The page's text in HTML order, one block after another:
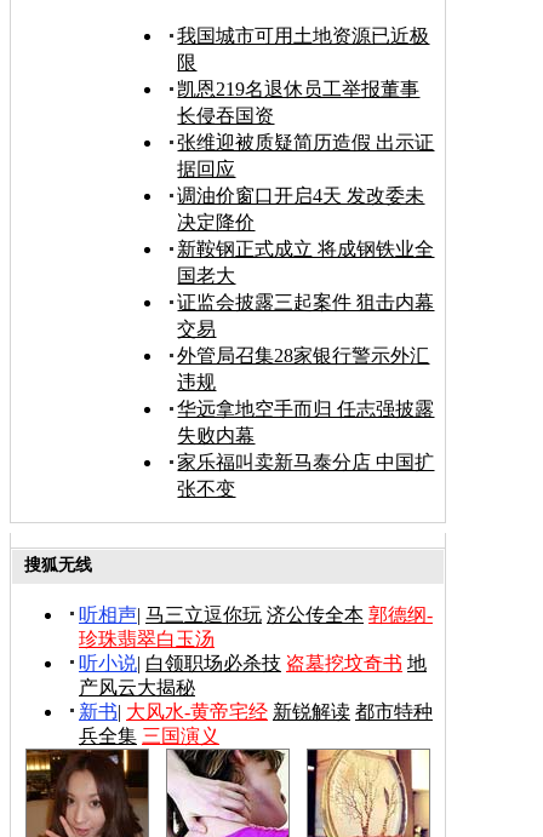
我国城市可用土地资源已近极
限
凯恩219名退休员工举报董事
长侵吞国资
张维迎被质疑简历造假 出示证
据回应
调油价窗口开启4天 发改委未
决定降价
新鞍钢正式成立 将成钢铁业全
国老大
证监会披露三起案件 狙击内幕
交易
外管局召集28家银行警示外汇
违规
华远拿地空手而归 任志强披露
失败内幕
家乐福叫卖新马泰分店 中国扩
张不变
搜狐无线
听相声| 马三立逗你玩 济公传全本 郭德纲-
珍珠翡翠白玉汤
听小说| 白领职场必杀技 盗墓挖坟奇书 地
产风云大揭秘
新书| 大风水-黄帝宅经 新锐解读 都市特种
兵全集 三国演义